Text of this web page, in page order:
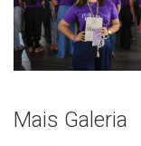
Mais Galeria